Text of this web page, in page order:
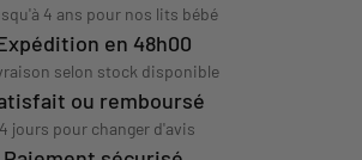
4 ans pour nos lits bébé
en 48h00
selon stock disponible
ou remboursé
jours pour changer d'avis